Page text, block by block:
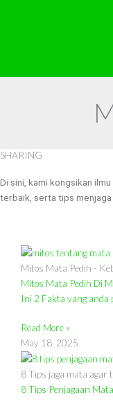
SHARING
Di sini, kami kongsikan
terbaik, serta tips menjaga
Mitos Mata Pedih -
Mitos Mata Pedih Di
Ini 2 Fakta yang anda
Read More »
May 18, 2025
8 Tips jaga mata agar
8 Tips Penjagaan